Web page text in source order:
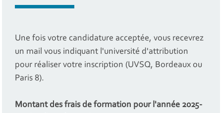
Une fois votre candidature acceptée, vous recevrez
un mail vous indiquant l'université d'attribution
pour réaliser votre inscription (UVSQ, Bordeaux ou
Paris 8).
Montant des frais de formation pour l'année 2025-